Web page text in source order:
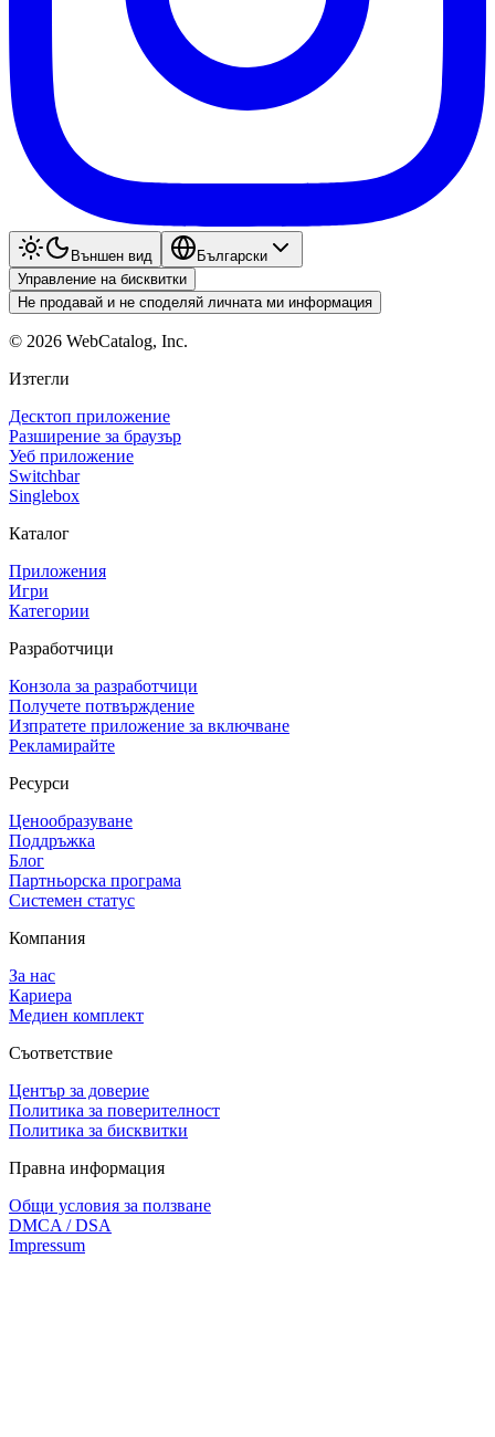
Външен вид
Български
Управление на бисквитки
Не продавай и не споделяй личната ми информация
© 2026 WebCatalog, Inc.
Изтегли
Десктоп приложение
Разширение за браузър
Уеб приложение
Switchbar
Singlebox
Каталог
Приложения
Игри
Категории
Разработчици
Конзола за разработчици
Получете потвърждение
Изпратете приложение за включване
Рекламирайте
Ресурси
Ценообразуване
Поддръжка
Блог
Партньорска програма
Системен статус
Компания
За нас
Кариера
Медиен комплект
Съответствие
Център за доверие
Политика за поверителност
Политика за бисквитки
Правна информация
Общи условия за ползване
DMCA / DSA
Impressum